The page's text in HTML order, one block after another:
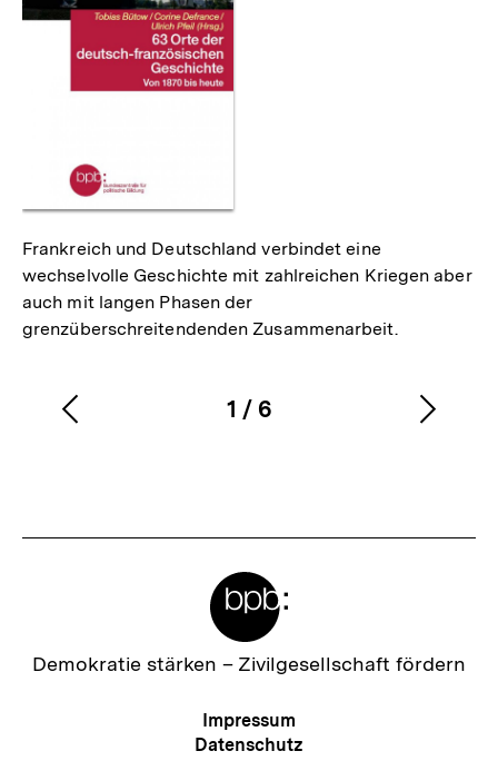
Frankreich und Deutschland verbindet eine
wechselvolle Geschichte mit zahlreichen Kriegen aber
auch mit langen Phasen der
grenzüberschreitendenden Zusammenarbeit.
Karussellinhalt
1
von
/ 6
Vorherigen
Zur
Demokratie stärken – Zivilgesellschaft fördern
Meta-
Navigation
Impressum
Datenschutz